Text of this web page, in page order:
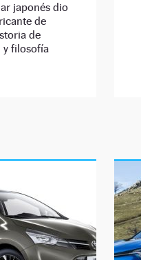
japonés dio
de
de
y filosofía